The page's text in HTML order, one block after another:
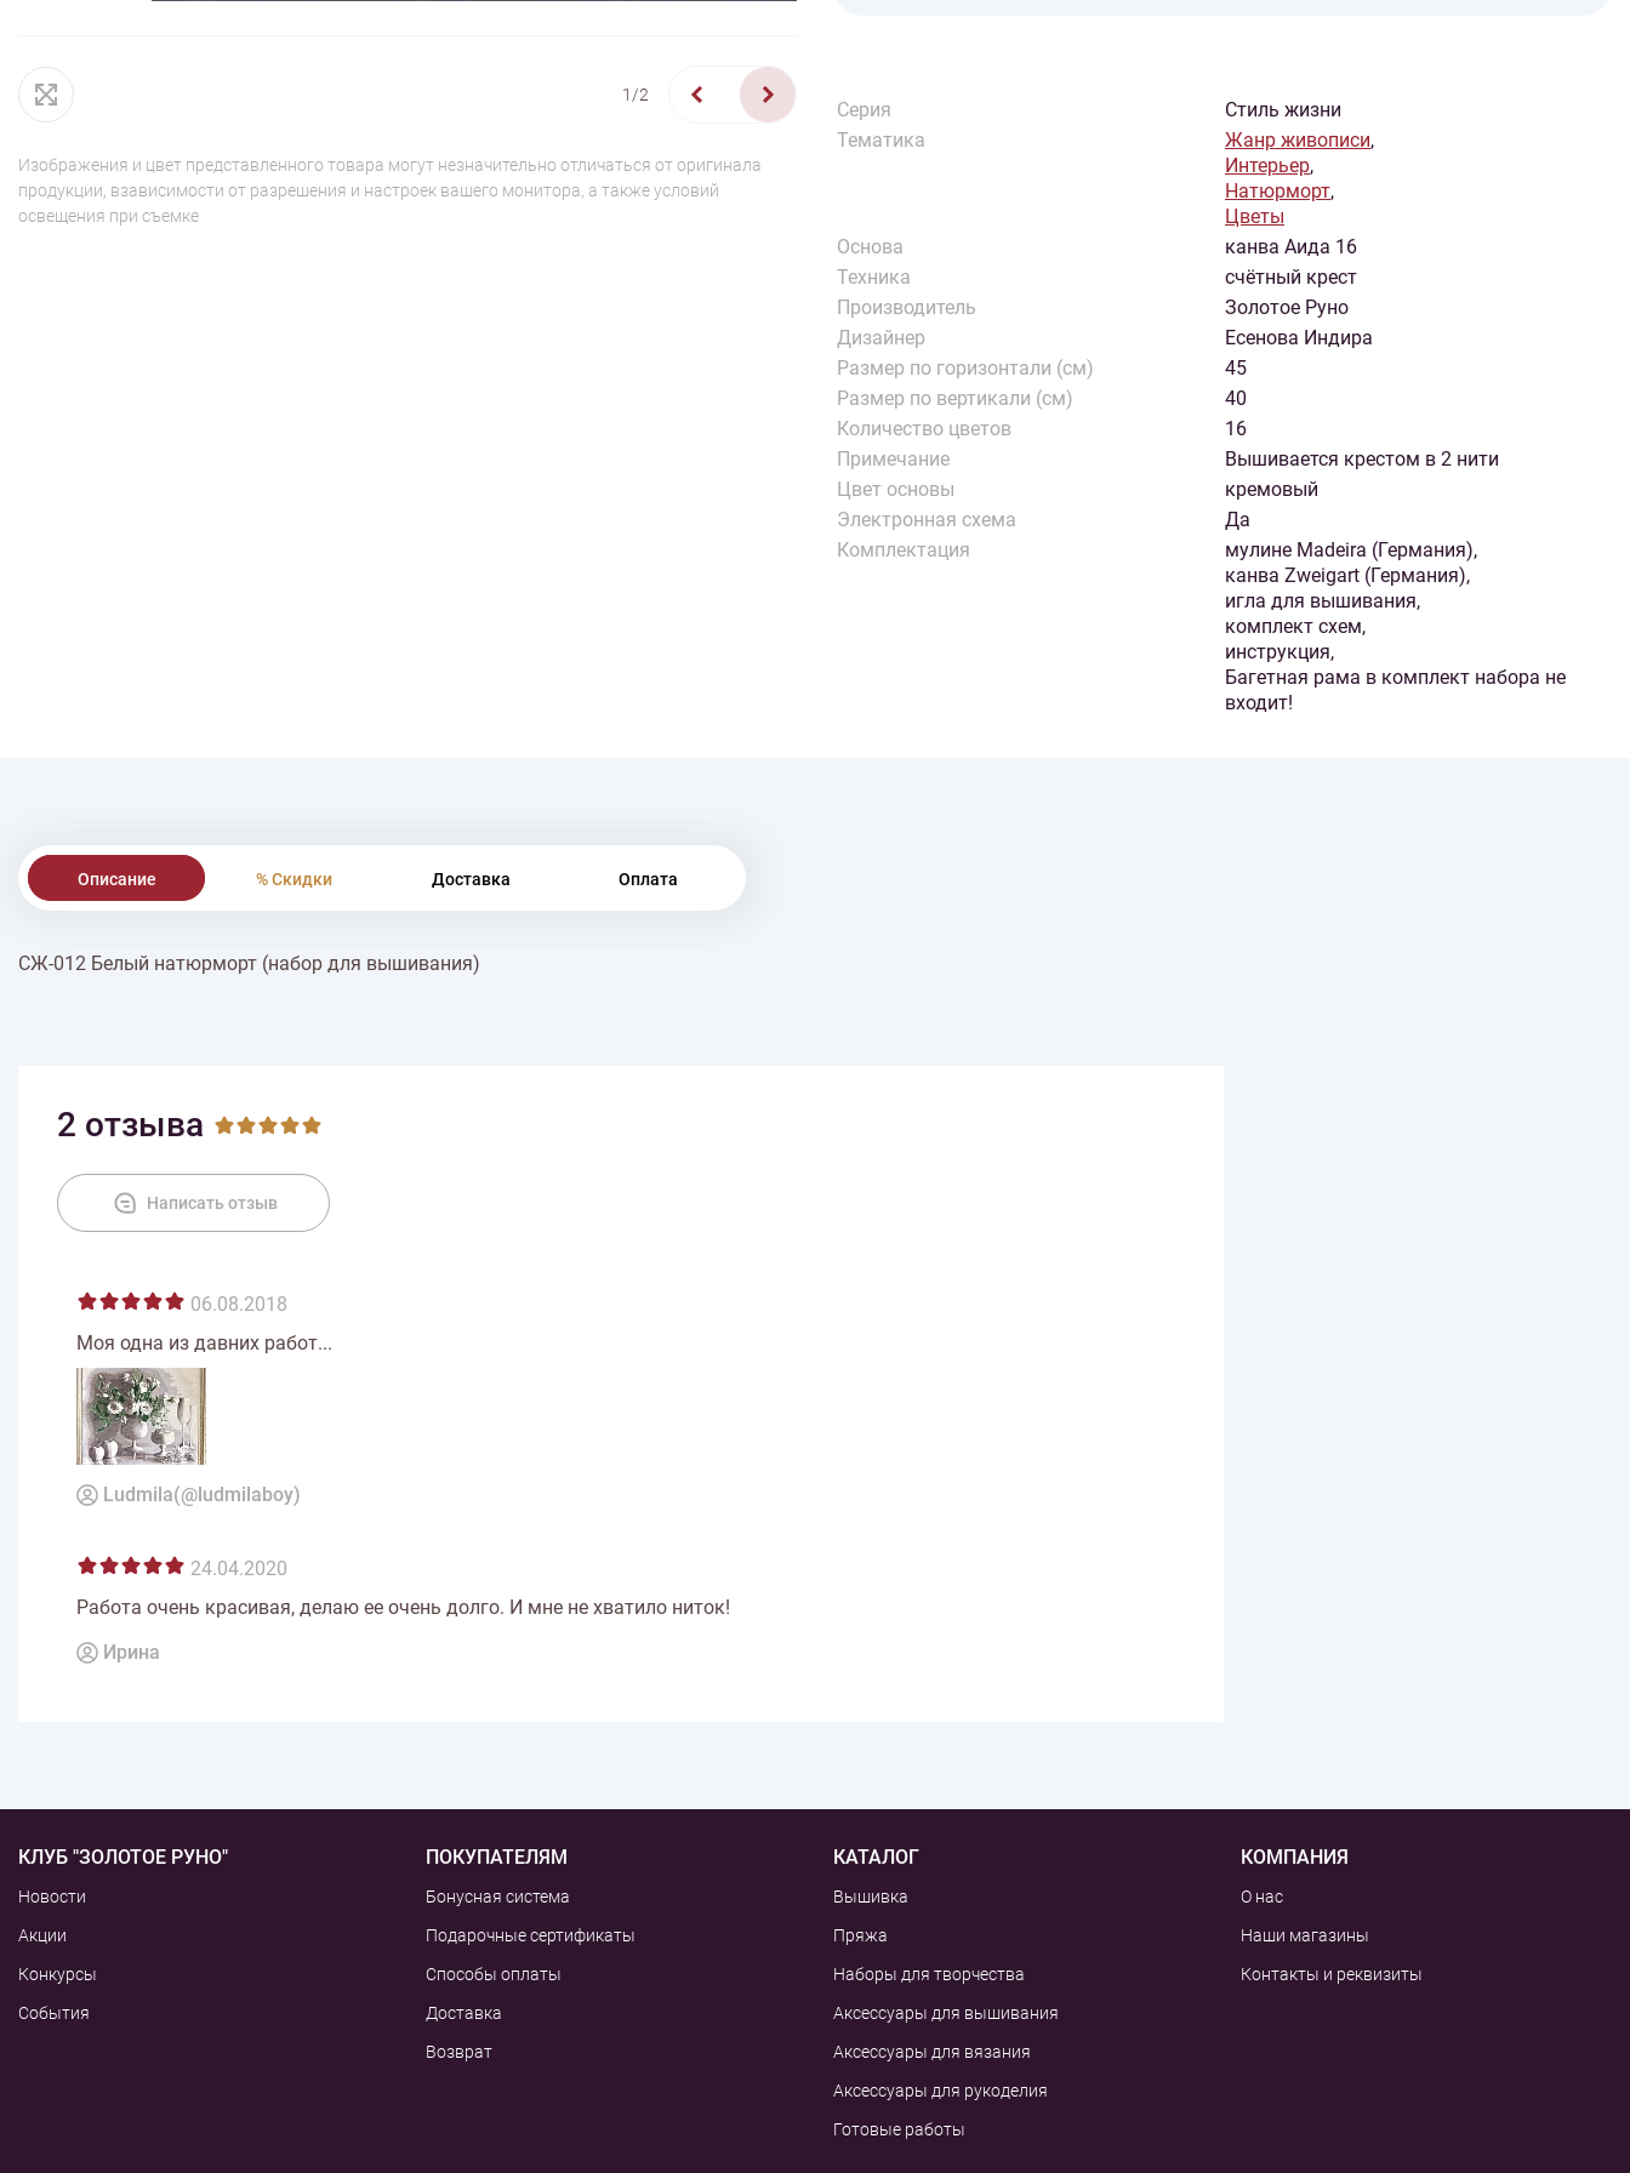
1/2
Изображения и цвет представленного товара могут незначительно отличаться от оригинала
продукции, взависимости от разрешения и настроек вашего монитора, а также условий
освещения при съемке
Серия
Стиль жизни
Тематика
Жанр живописи,
Интерьер,
Натюрморт,
Цветы
Основа
канва Аида 16
Техника
счётный крест
Производитель
Золотое Руно
Дизайнер
Есенова Индира
Размер по горизонтали (см)
45
Размер по вертикали (см)
40
Количество цветов
16
Примечание
Вышивается крестом в 2 нити
Цвет основы
кремовый
Электронная схема
Да
Комплектация
мулине Madeira (Германия),
канва Zweigart (Германия),
игла для вышивания,
комплект схем,
инструкция,
Багетная рама в комплект набора не
входит!
Описание % Скидки Доставка Оплата
СЖ-012 Белый натюрморт (набор для вышивания)
2 отзыва
Написать отзыв
06.08.2018
Моя одна из давних работ...
Ludmila(@ludmilaboy)
24.04.2020
Работа очень красивая, делаю ее очень долго. И мне не хватило ниток!
Ирина
КЛУБ "ЗОЛОТОЕ РУНО"
Новости
Акции
Конкурсы
События
ПОКУПАТЕЛЯМ
Бонусная система
Подарочные сертификаты
Способы оплаты
Доставка
Возврат
КАТАЛОГ
Вышивка
Пряжа
Наборы для творчества
Аксессуары для вышивания
Аксессуары для вязания
Аксессуары для рукоделия
Готовые работы
КОМПАНИЯ
О нас
Наши магазины
Контакты и реквизиты